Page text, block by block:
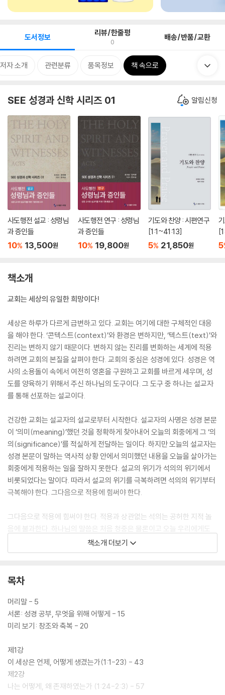
도서정보 리뷰/한줄평
0 배송/반품/교환
저자 소개 관련분류 품목정보 책 속으로
SEE 성경과 신학 시리즈 01 알림신청
사도행전 설교 : 성령님
과 증인들
10% 13,500원
사도행전 연구 : 성령님
과 증인들
10% 19,800원
기도와 찬양 : 시편연구
[1:1~41:13]
5% 21,850원 5
책소개
교회는 세상의 유일한 희망이다!
세상은 하루가 다르게 급변하고 있다. 교회는 여기에 대한 구체적인 대응
을 해야 한다. ‘콘텍스트(context)’와 환경은 변하지만, ‘텍스트(text)’와
진리는 변하지 않기 때문이다. 변하지 않는 진리를 변화하는 세계에 적용
하려면 교회의 본질을 살펴야 한다. 교회의 중심은 성경에 있다. 성경은 역
사의 소용돌이 속에서 여전히 영혼을 구원하고 교회를 바르게 세우며, 성
도를 양육하기 위해서 주신 하나님의 도구이다. 그 도구 중 하나는 설교자
를 통해 선포하는 설교이다.
건강한 교회는 설교자의 설교로부터 시작한다. 설교자의 사명은 성경 본문
이 ‘의미(meaning)’했던 것을 정확하게 찾아내어 오늘의 회중에게 그 ‘의
의(significance)’를 적실하게 전달하는 일이다. 하지만 오늘의 설교자는
성경 본문이 말하는 역사적 상황 안에서 의미했던 내용을 오늘을 살아가는
회중에게 적용하는 일을 잘하지 못한다. 설교의 위기가 석의의 위기에서
비롯되었다는 말이다. 따라서 설교의 위기를 극복하려면 석의의 위기부터
극복해야 한다. 그다음으로 적용에 힘써야 한다.
그다음으로 적용에 힘써야 한다. 적용과 상관없는 석의는 공허한 지적 놀
음에 불과한다. 하나님의 말씀은 처음 청중은 물론이고 오늘 우리에게도
적실하게 적용할 수 있기 때문이다. 성경은 당대 사람의 성경일 뿐만 아니
라 오늘 우리의 성경이기도 한다. 적용이란 본문을 통하여 찾아낸 신학적
‘그때 그곳(at that time & there)’에서의 의미를 ‘오늘 이곳(now & he
목적이다.
책소개 더보기
목차
머리말 - 5
서론: 성경 공부, 무엇을 위해 어떻게 - 15
미리 보기: 창조와 축복 - 20
제1강
이 세상은 언제, 어떻게 생겼는가(1:1-23) - 43
제2강
나는 어떻게, 왜 존재하였는가 (1:24-2:3) - 57